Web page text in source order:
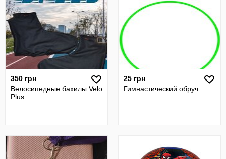
350 грн
Велосипедные бахилы Velo
Plus
25 грн
Гимнастический обруч